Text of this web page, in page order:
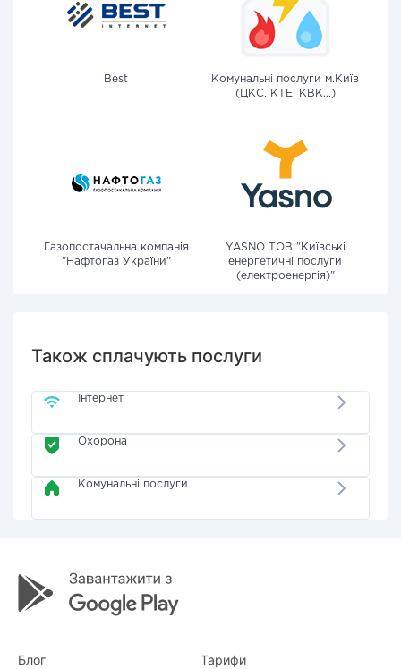
Best
Комунальні послуги м.Київ
(ЦКС, КТЕ, КВК...)
Газопостачальна компанія
"Нафтогаз України"
YASNO ТОВ "Київські
енергетичні послуги
(електроенергія)"
Також сплачують послуги
Інтернет
Охорона
Комунальні послуги
Блог Тарифи